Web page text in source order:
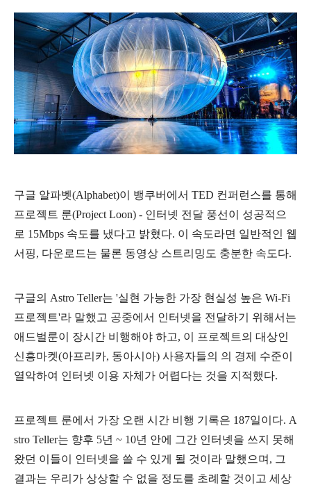
구글 알파벳(Alphabet)이 뱅쿠버에서 TED 컨퍼런스를 통해
프로젝트 룬(Project Loon) - 인터넷 전달 풍선이 성공적으
로 15Mbps 속도를 냈다고 밝혔다. 이 속도라면 일반적인 웹
서핑, 다운로드는 물론 동영상 스트리밍도 충분한 속도다.
구글의 Astro Teller는 '실현 가능한 가장 현실성 높은 Wi-Fi
프로젝트'라 말했고 공중에서 인터넷을 전달하기 위해서는
애드벌룬이 장시간 비행해야 하고, 이 프로젝트의 대상인
신흥마켓(아프리카, 동아시아) 사용자들의 의 경제 수준이
열악하여 인터넷 이용 자체가 어렵다는 것을 지적했다.
프로젝트 룬에서 가장 오랜 시간 비행 기록은 187일이다. A
stro Teller는 향후 5년 ~ 10년 안에 그간 인터넷을 쓰지 못해
왔던 이들이 인터넷을 쓸 수 있게 될 것이라 말했으며, 그
결과는 우리가 상상할 수 없을 정도를 초례할 것이고 세상